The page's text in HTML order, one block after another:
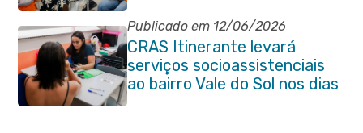
Publicado em 12/06/2026
CRAS Itinerante levará
serviços socioassistenciais
ao bairro Vale do Sol nos dias
15 e 16 de junho e Vila